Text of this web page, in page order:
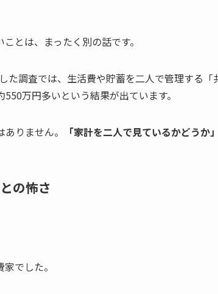
とは、まったく別の話です。
た調査では、生活費や貯蓄を二人で管理する
万円多いという結果が出ています。
りません。 「家計を二人で見ているかどうか」
の怖さ
でした。